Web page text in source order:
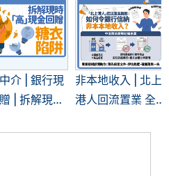
介 | 銀行現
| 拆解現時
非本地收入 | 北上
港人回流置業 全